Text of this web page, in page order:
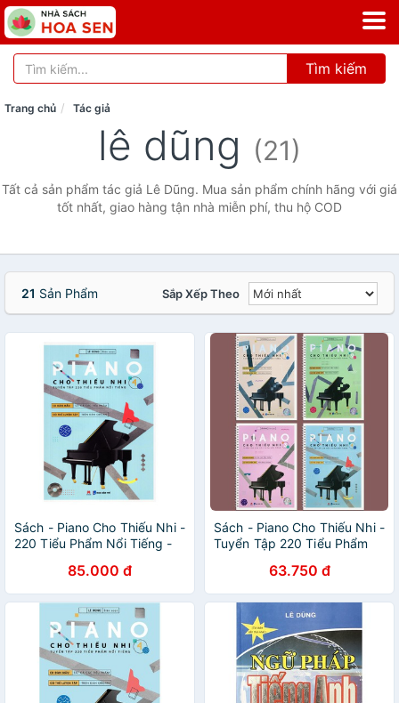
Tìm kiếm
Trang chủ Tác giả
lê dũng (21)
Tất cả sản phẩm tác giả Lê Dũng. Mua sản phẩm chính hãng với giá
tốt nhất, giao hàng tận nhà miễn phí, thu hộ COD
21 Sản Phẩm Sắp Xếp Theo
Sách - Piano Cho Thiếu Nhi -
220 Tiểu Phẩm Nổi Tiếng -
85.000 đ
Sách - Piano Cho Thiếu Nhi -
Tuyển Tập 220 Tiểu Phẩm
Lẻ tùy chọn) - Thanh Hà
Books HCM
63.750 đ